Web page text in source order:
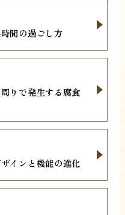
間の過ごし方
りで発生する腐食
インと機能の進化